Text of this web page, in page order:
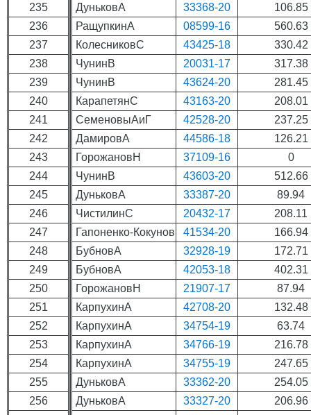
235
236
237
238
239
240
241
242
243
244
245
246
247
248
249
250
251
252
253
254
255
256
ДуньковА
33368-20
106.85
РащупкинА
08599-16
560.63
КолесниковС
43425-18
330.42
ЧунинВ
20031-17
317.38
ЧунинВ
43624-20
281.45
КарапетянС
43163-20
208.01
СеменовыАиГ
42528-20
237.25
ДамировА
44586-18
126.21
ГорожановН
37109-16
0
ЧунинВ
43603-20
512.66
ДуньковА
33387-20
89.94
ЧистилинС
20432-17
208.11
Гапоненко-Кокунов
41534-20
166.94
БубновА
32928-19
172.71
БубновА
42053-18
402.31
ГорожановН
21907-17
87.94
КарпухинА
42708-20
132.48
КарпухинА
34754-19
63.74
КарпухинА
34766-19
216.78
КарпухинА
34755-19
247.65
ДуньковА
33362-20
254.05
ДуньковА
33327-20
206.96